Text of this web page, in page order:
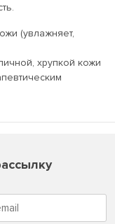
(увлажняет,
хрупкой кожи